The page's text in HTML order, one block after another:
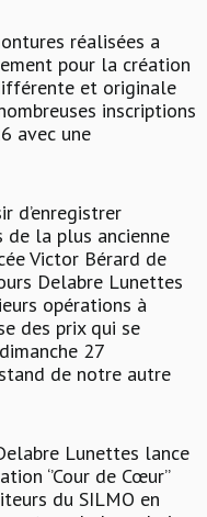
réalisées a
pour la création
et originale
inscriptions
avec une
d’enregistrer
de la plus ancienne
Victor Bérard de
Delabre Lunettes
opérations à
des prix qui se
27
de notre autre
Lunettes lance
‘’Cour de Cœur’’
du SILMO en